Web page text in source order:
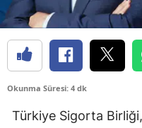
Okunma Süresi: 4 dk
Türkiye Sigorta